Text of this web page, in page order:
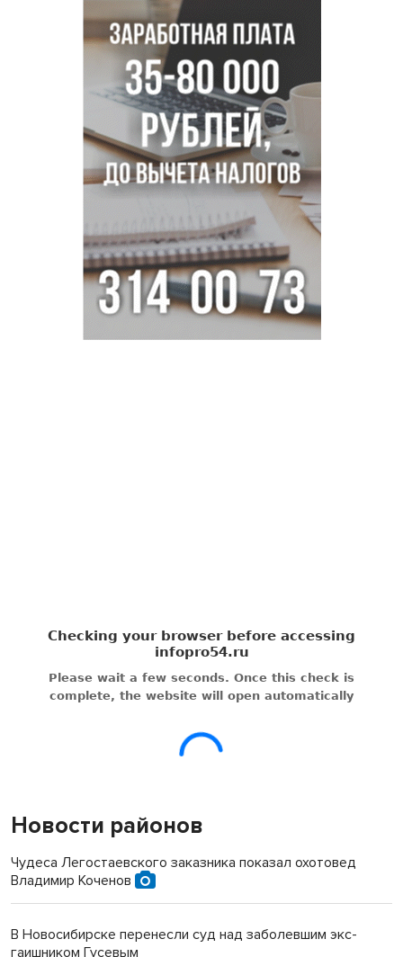
Спортсмены Новосибирска сдали почти 15 литров крови
перед Днем физкультурника
Фейковые письма о защите от БПЛА рассылают
предприятиям Новосибирска
Новости районов
Чудеса Легостаевского заказника показал охотовед
Владимир Коченов
В Новосибирске перенесли суд над заболевшим экс-
гаишником Гусевым